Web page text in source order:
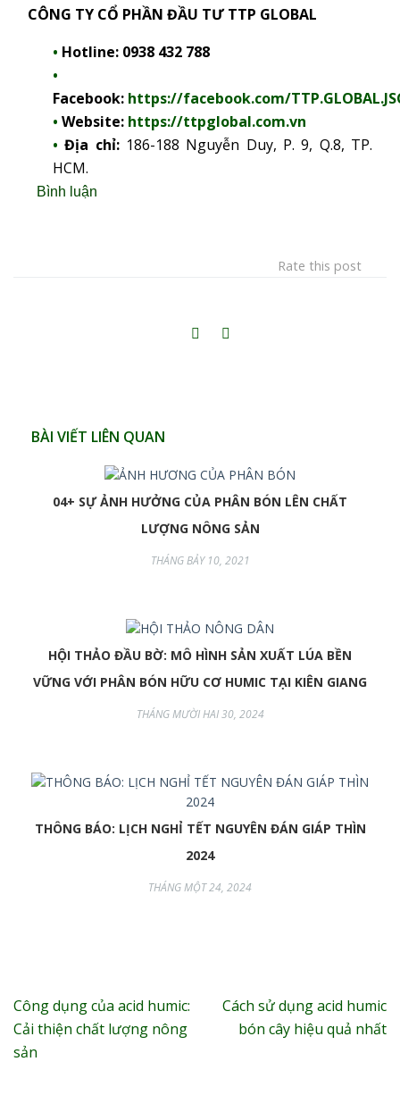
CÔNG TY CỔ PHẦN ĐẦU TƯ TTP GLOBAL
Hotline: 0938 432 788
Facebook: https://facebook.com/
Website: https://ttpglobal.com.vn
Địa chỉ: 186-188 Nguyễn Duy, P. 9, Q.8, TP.
HCM.
Bình luận
Rate this post
BÀI VIẾT LIÊN QUAN
04+ SỰ ẢNH HƯỞNG CỦA PHÂN BÓN LÊN CHẤT
LƯỢNG NÔNG SẢN
THÁNG BẢY 10, 2021
HỘI THẢO ĐẦU BỜ: MÔ HÌNH SẢN XUẤT LÚA BỀN
VỮNG VỚI PHÂN BÓN HỮU CƠ HUMIC TẠI KIÊN GIANG
THÁNG MƯỜI HAI 30, 2024
THÔNG BÁO: LỊCH NGHỈ TẾT NGUYÊN ĐÁN GIÁP THÌN
2024
THÁNG MỘT 24, 2024
Điều
hướng
bài
Công dụng của acid humic:
Cải thiện chất lượng nông
sản
Cách sử dụng acid humic
bón cây hiệu quả nhất